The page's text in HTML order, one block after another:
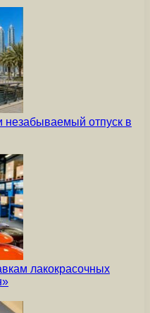
незабываемый отпуск в
лакокрасочных